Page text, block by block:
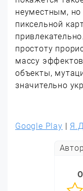
неуместным, но
пиксельной
простоту
массу
объекты,
значительно
Google Play